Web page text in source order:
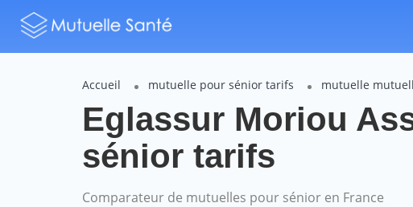
Accueil mutuelle pour sénior tarifs mutuelle
Eglassur Moriou
sénior tarifs
Comparateur de mutuelles pour sénior en France